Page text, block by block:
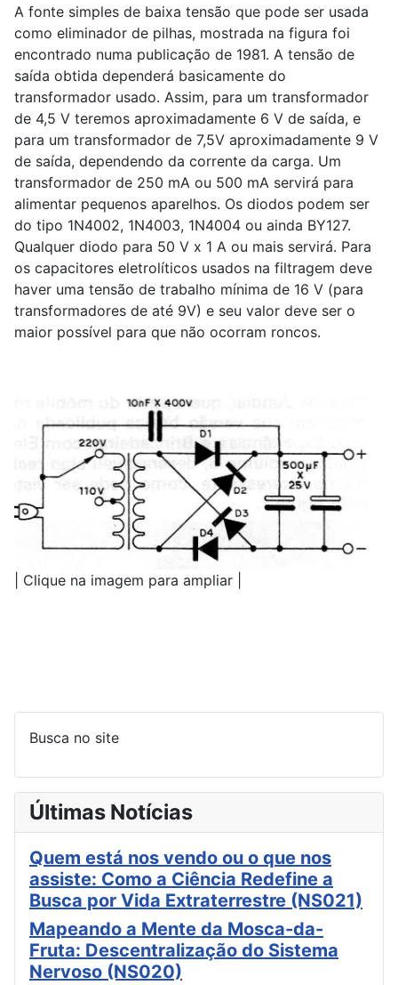
A fonte simples de baixa tensão que pode ser usada
como eliminador de pilhas, mostrada na figura foi
encontrado numa publicação de 1981. A tensão de
saída obtida dependerá basicamente do
transformador usado. Assim, para um transformador
de 4,5 V teremos aproximadamente 6 V de saída, e
para um transformador de 7,5V aproximadamente 9 V
de saída, dependendo da corrente da carga. Um
transformador de 250 mA ou 500 mA servirá para
alimentar pequenos aparelhos. Os diodos podem ser
do tipo 1N4002, 1N4003, 1N4004 ou ainda BY127.
Qualquer diodo para 50 V x 1 A ou mais servirá. Para
os capacitores eletrolíticos usados na filtragem deve
haver uma tensão de trabalho mínima de 16 V (para
transformadores de até 9V) e seu valor deve ser o
maior possível para que não ocorram roncos.
| Clique na imagem para ampliar |
Busca no site
Últimas Notícias
Quem está nos vendo ou o que nos
assiste: Como a Ciência Redefine a
Busca por Vida Extraterrestre (NS021)
Mapeando a Mente da Mosca-da-
Fruta: Descentralização do Sistema
Nervoso (NS020)